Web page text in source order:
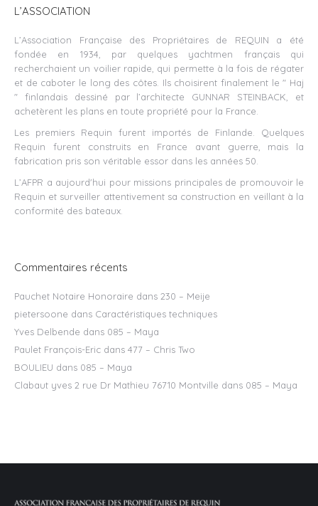
L’ASSOCIATION
L’Association Française des Propriétaires de REQUIN a été
fondée en 1934, par quelques yachtmen français qui
recherchaient un voilier rapide, qui permette à la fois de régater
et de caboter le long des côtes. Ils choisirent finalement le " Haj
" finlandais dessiné par l’architecte GUNNAR STEINBACK, et
achetèrent les plans en toute propriété pour la France.
Les premiers Requin furent importés de Finlande. Quelques
Requin furent construits en France avant guerre, mais la
fabrication pris son véritable essor dans les années 50.
L’AFPR a aujourd'hui pour missions principales de promouvoir le
Requin et surveiller attentivement sa construction en veillant à la
conformité des bateaux.
Commentaires récents
Pauchet Notaire Honoraire dans 230 – Meije
pietersoone dans Caractéristiques techniques
Yves Delbende dans 085 – Maya
Paulet François-Eric dans 477 – Chris Two
BOULIEU dans 085 – Maya
Clabaut yves 2 rue Dr Mathieu 76710 Montville dans 085 – Maya